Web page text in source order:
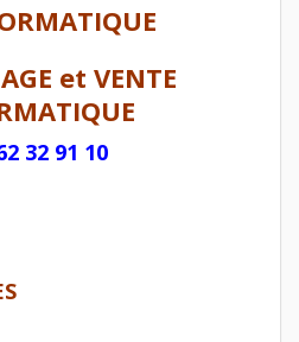
et VENTE
32 91 10